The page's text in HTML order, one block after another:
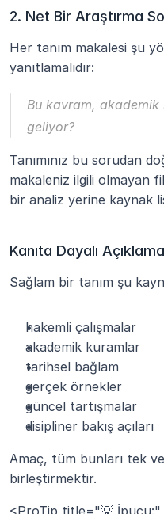
2. Net Bir Araştırma
Her tanım makalesi şu
yanıtlamalıdır:
Bu kavram, akademik
geliyor?
Tanımınız bu sorudan
makaleniz ilgili olmayan
bir analiz yerine kaynak
Kanıta Dayalı Açıklama
Sağlam bir tanım şu
hakemli çalışmalar
akademik kuramlar
tarihsel bağlam
gerçek örnekler
güncel tartışmalar
disipliner bakış açıları
Amaç, tüm bunları tek
birleştirmektir.